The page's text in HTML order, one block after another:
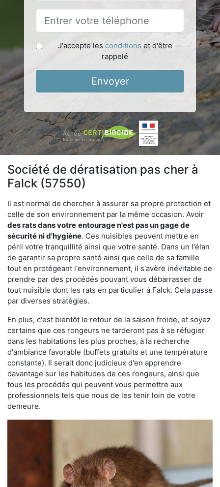
J'accepte les conditions et d'être
rappelé
Envoyer
Société de dératisation pas cher à
Falck (57550)
Il est normal de chercher à assurer sa propre protection et
celle de son environnement par la même occasion. Avoir
des rats dans votre entourage n'est pas un gage de
sécurité ni d'hygiène. Ces nuisibles peuvent mettre en
péril votre tranquillité ainsi que votre santé. Dans un l'élan
de garantir sa propre santé ainsi que celle de sa famille
tout en protégeant l'environnement, il s'avère inévitable de
prendre par des procédés pouvant vous débarrasser de
tout nuisible dont les rats en particulier à Falck. Cela passe
par diverses stratégies.
En plus, c'est bientôt le retour de la saison froide, et soyez
certains que ces rongeurs ne tarderont pas à se réfugier
dans les habitations les plus proches, à la recherche
d'ambiance favorable (buffets gratuits et une température
constante). Il serait donc judicieux d'en apprendre
davantage sur les habitudes de ces rongeurs, ainsi que
tous les procédés qui peuvent vous permettre aux
professionnels tels que nous de les tenir loin de votre
demeure.